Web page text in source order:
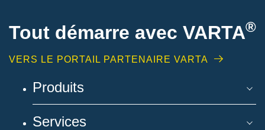
Tout démarre avec VARTA®
VERS LE PORTAIL PARTENAIRE VARTA
Produits
Services